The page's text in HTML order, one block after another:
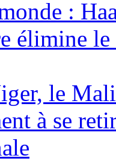
:
élimine
le
à se